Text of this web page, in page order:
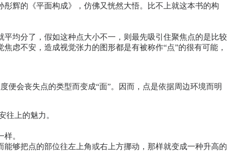
辉的《平面构成》，仿佛又恍然大悟。比不上就这本书的构
均分了，假如这种点大小不一，则最先吸引住聚焦点的是比较
虑不安，造成视觉张力的图形都是有被称作“点”的很有可能，
会丧失点的类型而变成“面”。因而，点是依据周边环境而明
往上的魅力。
。
够把点的部位往左上角或右上方挪动，那样就变成一种升高的